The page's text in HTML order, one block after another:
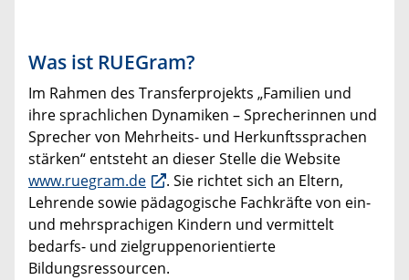
Was ist RUEGram?
Im Rahmen des Transferprojekts „Familien und
ihre sprachlichen Dynamiken – Sprecherinnen und
Sprecher von Mehrheits- und Herkunftssprachen
stärken“ entsteht an dieser Stelle die Website
www.ruegram.de
. Sie richtet sich an Eltern,
Lehrende sowie pädagogische Fachkräfte von ein-
und mehrsprachigen Kindern und vermittelt
bedarfs- und zielgruppenorientierte
Bildungsressourcen.